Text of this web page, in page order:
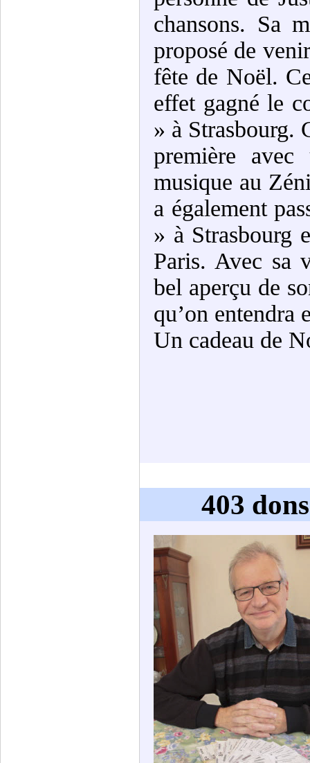
chansons. Sa
proposé de
fête de Noël.
effet gagné le
» à Strasbourg.
première
musique au
a également
» à Strasbourg
Paris. Avec sa
bel aperçu de
qu’on entendra
Un cadeau de
403